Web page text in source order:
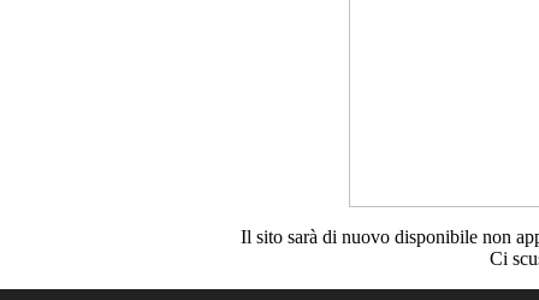
Il sito sarà di nuovo disponibile non
Ci